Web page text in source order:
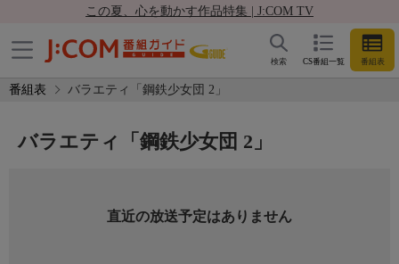
この夏、心を動かす作品特集 | J:COM TV
CS番組一覧 番組表
検索
番組表 バラエティ「鋼鉄少女団 2」
バラエティ「鋼鉄少女団 2」
直近の放送予定はありません